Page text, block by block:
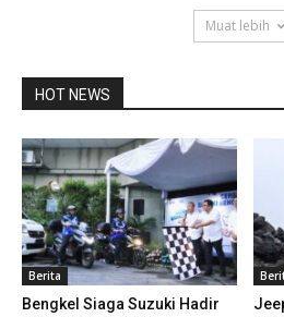
Muat lebih
HOT NEWS
Berita
Bengkel Siaga Suzuki Hadir